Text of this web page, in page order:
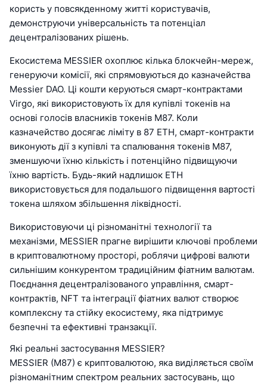
користь у повсякденному житті користувачів,
демонструючи універсальність та потенціал
децентралізованих рішень.
Екосистема MESSIER охоплює кілька блокчейн-мереж,
генеруючи комісії, які спрямовуються до казначейства
Messier DAO. Ці кошти керуються смарт-контрактами
Virgo, які використовують їх для купівлі токенів на
основі голосів власників токенів M87. Коли
казначейство досягає ліміту в 87 ETH, смарт-контракти
виконують дії з купівлі та спалювання токенів M87,
зменшуючи їхню кількість і потенційно підвищуючи
їхню вартість. Будь-який надлишок ETH
використовується для подальшого підвищення вартості
токена шляхом збільшення ліквідності.
Використовуючи ці різноманітні технології та
механізми, MESSIER прагне вирішити ключові проблеми
в криптовалютному просторі, роблячи цифрові валюти
сильнішим конкурентом традиційним фіатним валютам.
Поєднання децентралізованого управління, смарт-
контрактів, NFT та інтеграції фіатних валют створює
комплексну та стійку екосистему, яка підтримує
безпечні та ефективні транзакції.
Які реальні застосування MESSIER?
MESSIER (M87) є криптовалютою, яка виділяється своїм
різноманітним спектром реальних застосувань, що